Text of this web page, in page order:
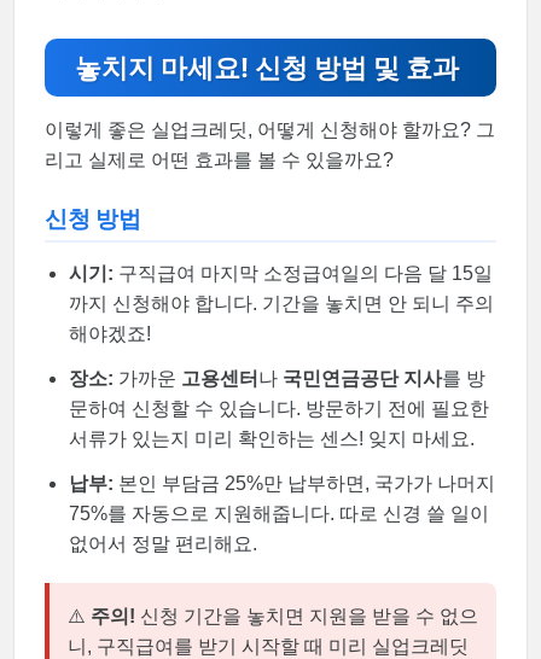
놓치지 마세요! 신청 방법 및 효과
이렇게 좋은 실업크레딧, 어떻게 신청해야 할까요? 그
리고 실제로 어떤 효과를 볼 수 있을까요?
신청 방법
시기: 구직급여 마지막 소정급여일의 다음 달 15일
까지 신청해야 합니다. 기간을 놓치면 안 되니 주의
해야겠죠!
장소: 가까운 고용센터 나 국민연금공단 지사를 방
문하여 신청할 수 있습니다. 방문하기 전에 필요한
서류가 있는지 미리 확인하는 센스! 잊지 마세요.
납부: 본인 부담금 25%만 납부하면, 국가가 나머지
75%를 자동으로 지원해줍니다. 따로 신경 쓸 일이
없어서 정말 편리해요.
⚠️ 주의! 신청 기간을 놓치면 지원을 받을 수 없으
니, 구직급여를 받기 시작할 때 미리 실업크레딧